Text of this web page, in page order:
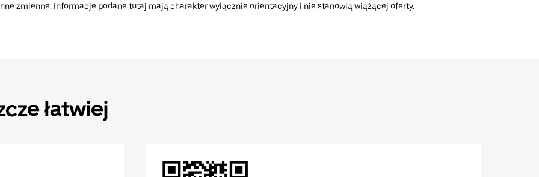
zmienne. Informacje podane tutaj mają charakter wyłącznie orientacyjny i nie stanowią wiążącej oferty.
łatwiej